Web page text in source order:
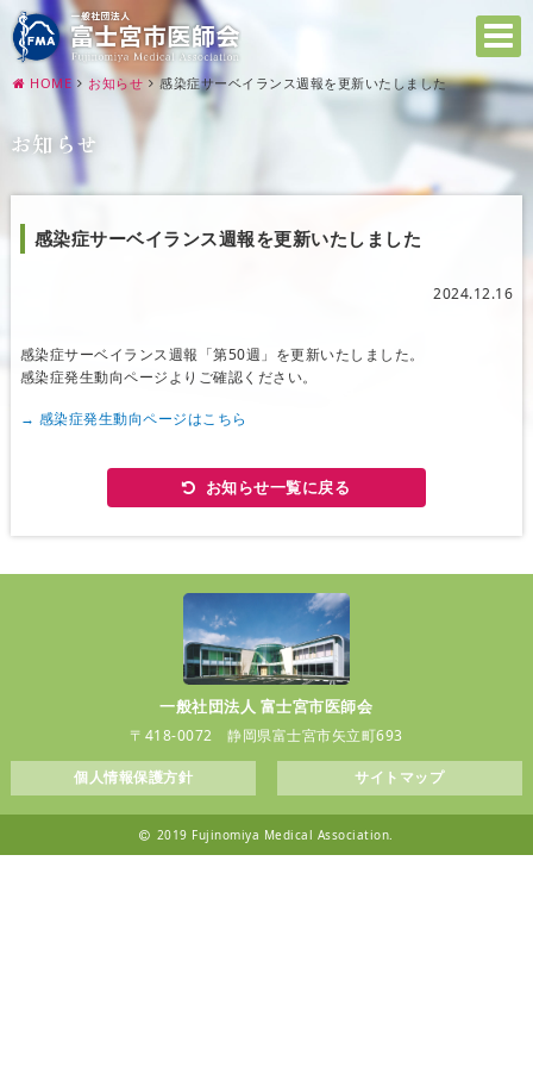
HOME お知らせ 感染症サーベイランス週報を更新いたしました
お知らせ
感染症サーベイランス週報を更新いたしました
2024.12.16
感染症サーベイランス週報「第50週」を更新いたしました。
感染症発生動向ページよりご確認ください。
→ 感染症発生動向ページはこちら
お知らせ一覧に戻る
一般社団法人 富士宮市医師会
〒418-0072 静岡県富士宮市矢立町693
個人情報保護方針 サイトマップ
2019 Fujinomiya Medical Association.